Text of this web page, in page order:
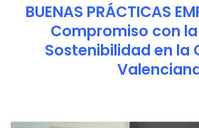
BUENAS PRÁCTICAS
Compromiso con
Sostenibilidad en la